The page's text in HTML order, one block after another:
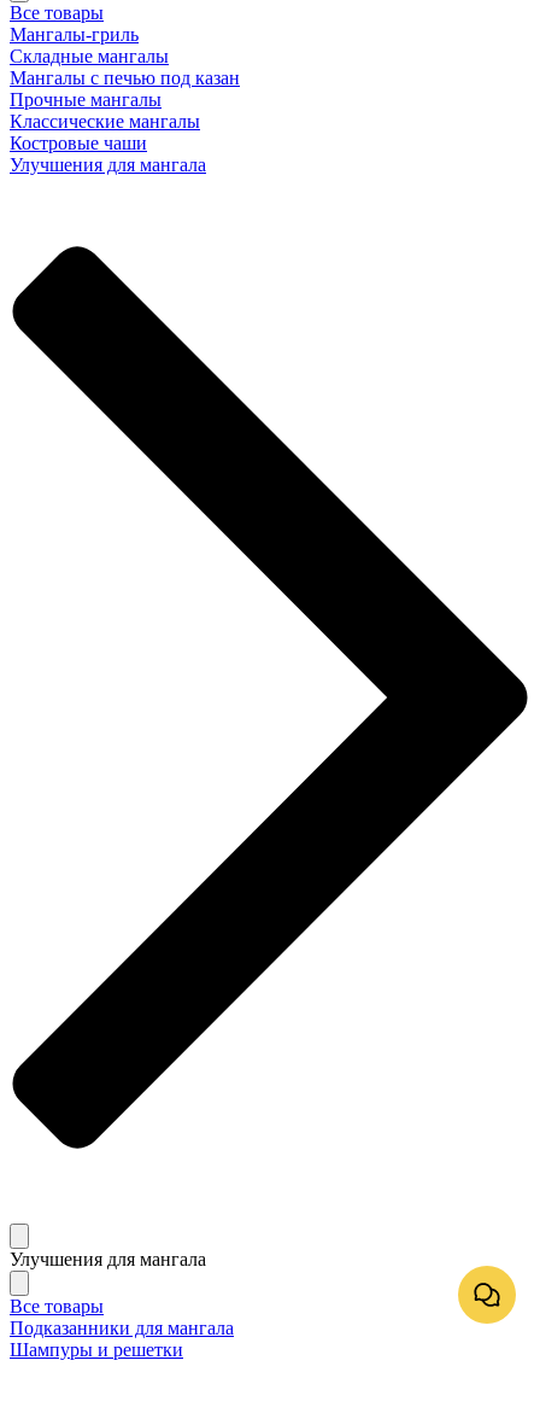
Все товары
Мангалы-гриль
Складные мангалы
Мангалы с печью под казан
Прочные мангалы
Классические мангалы
Костровые чаши
Улучшения для мангала
Улучшения для мангала
Все товары
Подказанники для мангала
Шампуры и решетки